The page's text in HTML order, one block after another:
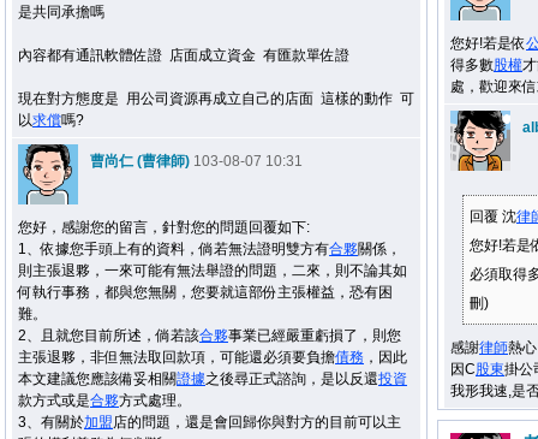
是共同承擔嗎
內容都有通訊軟體佐證 店面成立資金 有匯款單佐證
現在對方態度是 用公司資源再成立自己的店面 這樣的動作 可
以求償嗎?
曹尚仁 (曹律師) 103-08-07 10:31
您好，感謝您的留言，針對您的問題回覆如下:
1、依據您手頭上有的資料，倘若無法證明雙方有合夥關係，
則主張退夥，一來可能有無法舉證的問題，二來，則不論其如
何執行事務，都與您無關，您要就這部份主張權益，恐有困
難。
2、且就您目前所述，倘若該合夥事業已經嚴重虧損了，則您
主張退夥，非但無法取回款項，可能還必須要負擔債務 ，因此
本文建議您應該備妥相關證據之後尋正式諮詢，是以反還投資
款方式或是合夥方式處理。
3、有關於加盟店的問題，還是會回歸你與對方的目前可以主
您好!若是依
得多數股權
處，歡迎來
回覆 沈律
您好!若是
必須取得
刪)
感謝律師熱
因C股東掛公
我形我速,是